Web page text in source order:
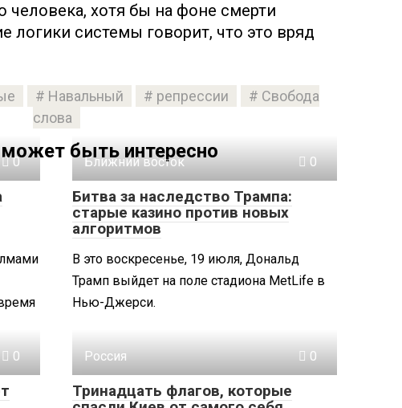
хотя бы на фоне смерти
логики системы говорит, что это вряд
Навальный репрессии
Свобода
слова
быть интересно
0 Ближний восток 0
Битва за наследство Трампа:
старые казино против новых
алгоритмов
В это воскресенье, 19 июля, Дональд
Трамп выйдет на поле стадиона MetLife в
Нью-Джерси.
0 Россия 0
Тринадцать флагов, которые